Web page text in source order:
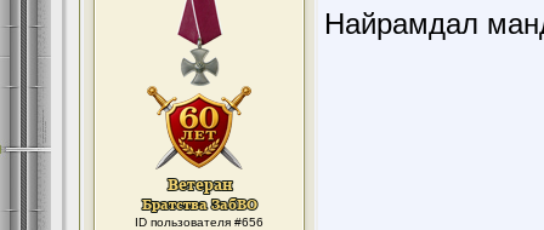
ID пользователя #656
Найрамдал